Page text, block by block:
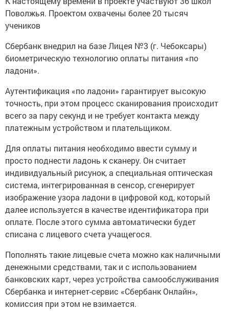
Поволжья. Проектом охвачены более 20 тысяч
учеников
Сбербанк внедрил на базе Лицея №3 (г. Чебоксары)
биометрическую технологию оплаты питания «по
ладони».
Аутентификация «по ладони» гарантирует высокую
точность, при этом процесс сканирования происходит
всего за пару секунд и не требует контакта между
платежным устройством и плательщиком.
Для оплаты питания необходимо ввести сумму и
просто поднести ладонь к сканеру. Он считает
индивидуальный рисунок, а специальная оптическая
система, интегрированная в сенсор, сгенерирует
изображение узора ладони в цифровой код, который
далее используется в качестве идентификатора при
оплате. После этого сумма автоматически будет
списана с лицевого счета учащегося.
Пополнять такие лицевые счета можно как наличными
денежными средствами, так и с использованием
банковских карт, через устройства самообслуживания
Сбербанка и интернет-сервис «Сбербанк Онлайн»,
комиссия при этом не взимается.